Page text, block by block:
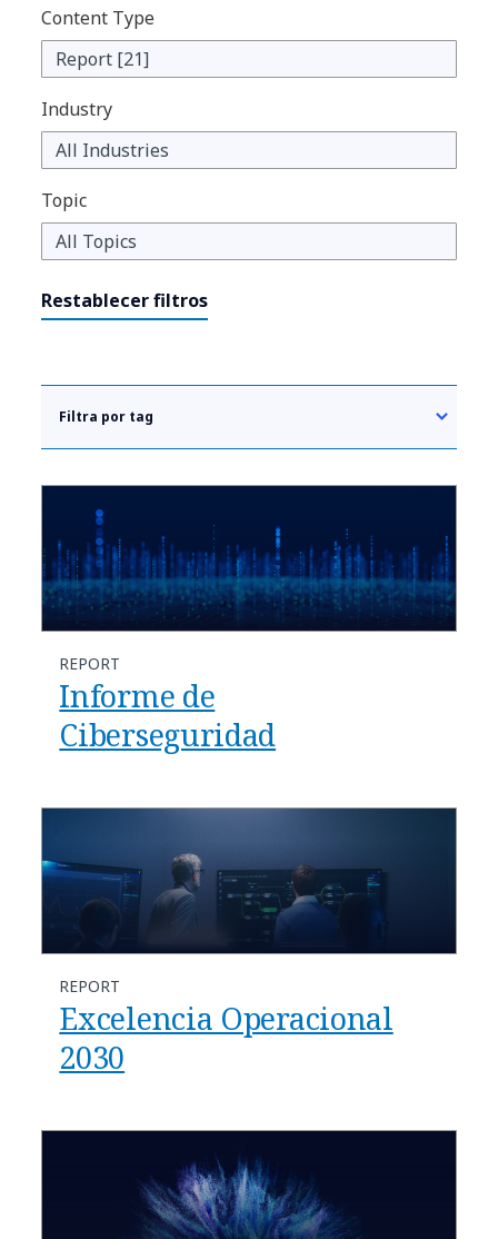
Content Type
Industry
Topic
Restablecer filtros
Filtra por tag
REPORT
Informe de
Ciberseguridad
REPORT
Excelencia Operacional
2030